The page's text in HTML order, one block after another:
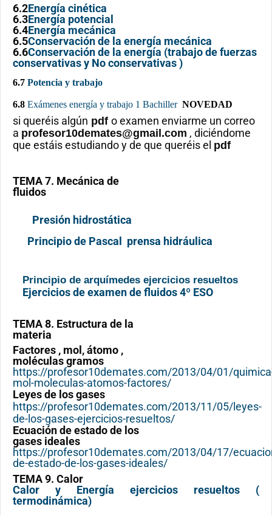
6.2Energía cinética
6.3Energía potencial
6.4Energía mecánica
6.5Conservación de la energía mecánica
6.6Conservación de la energía (trabajo de fuerzas
conservativas y No conservativas )
6.7 Potencia y trabajo
6.8 Exámenes energía y trabajo 1 Bachiller NOVEDAD
si queréis algún pdf o examen enviarme un correo
a profesor10demates@gmail.com , diciéndome
que estáis estudiando y de que queréis el pdf
TEMA 7. Mecánica de
fluidos
Presión hidrostática
Principio de Pascal prensa hidráulica
Principio de arquímedes ejercicios resueltos
Ejercicios de examen de fluidos 4º ESO
TEMA 8. Estructura de la
materia
Factores , mol, átomo ,
moléculas gramos
https://profesor10demates.com/2013/04/01/
mol-moleculas-atomos-factores/
Leyes de los gases
https://profesor10demates.com/2013/11/05/leyes-
de-los-gases-ejercicios-resueltos/
Ecuación de estado de los
gases ideales
https://profesor10demates.com/2013/04/17/
de-estado-de-los-gases-ideales/
TEMA 9. Calor
Calor y Energía ejercicios resueltos (
termodinámica)